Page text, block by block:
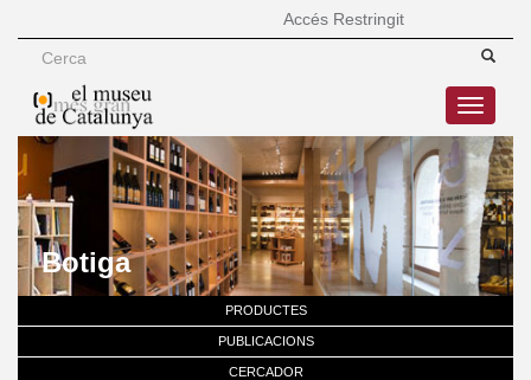
Accés Restringit
Toggle
Botiga
PRODUCTES
PUBLICACIONS
CERCADOR